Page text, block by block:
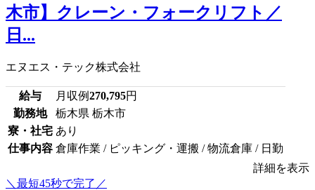
木市】クレーン・フォークリフト／
日...
エヌエス・テック株式会社
給与 月収例270,795円
勤務地
栃木県 栃木市
寮・社宅 あり
仕事内容 倉庫作業 / ピッキング・運搬 / 物流倉庫 / 日勤
詳細を表示
＼最短45秒で完了／